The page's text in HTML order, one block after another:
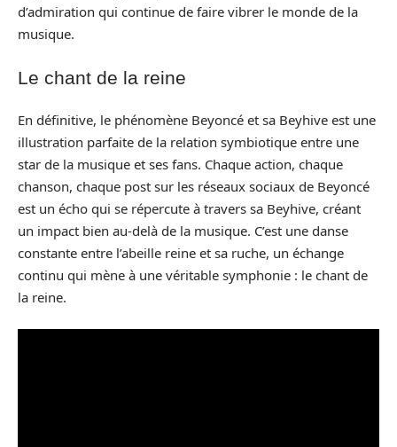
d’admiration qui continue de faire vibrer le monde de la
musique.
Le chant de la reine
En définitive, le phénomène Beyoncé et sa Beyhive est une
illustration parfaite de la relation symbiotique entre une
star de la musique et ses fans. Chaque action, chaque
chanson, chaque post sur les réseaux sociaux de Beyoncé
est un écho qui se répercute à travers sa Beyhive, créant
un impact bien au-delà de la musique. C’est une danse
constante entre l’abeille reine et sa ruche, un échange
continu qui mène à une véritable symphonie : le chant de
la reine.